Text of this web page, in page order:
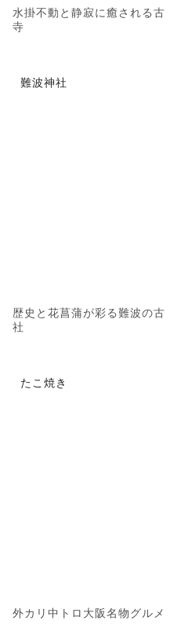
水掛不動と静寂に癒される古
寺
難波神社
歴史と花菖蒲が彩る難波の古
社
たこ焼き
外カリ中トロ大阪名物グルメ